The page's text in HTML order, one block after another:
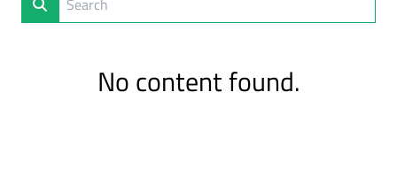
No content found.